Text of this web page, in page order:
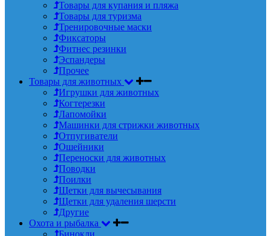
Товары для купания и пляжа
Товары для туризма
Тренировочные маски
Фиксаторы
Фитнес резинки
Эспандеры
Прочее
Товары для животных
Игрушки для животных
Когтерезки
Лапомойки
Машинки для стрижки животных
Отпугиватели
Ошейники
Переноски для животных
Поводки
Поилки
Щетки для вычесывания
Щетки для удаления шерсти
Другие
Охота и рыбалка
Бинокли